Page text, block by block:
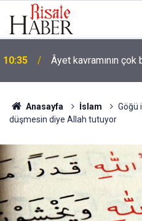
09:25 İyi Müslüman
Anasayfa İslam
Göğü
düşmesin diye Allah tutuyor